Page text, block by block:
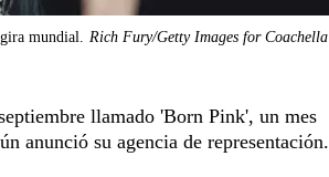
mundial. Rich Fury/Getty Images for Coachella
llamado 'Born Pink', un mes
anunció su agencia de representación.